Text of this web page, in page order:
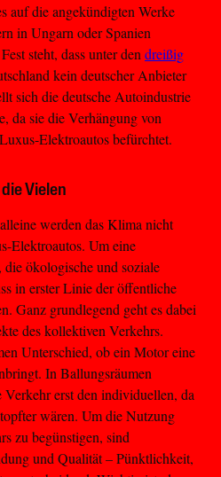
auf die angekündigten Werke
in Ungarn oder Spanien
steht, dass unter den dreißig
kein deutscher Anbieter
sich die deutsche Autoindustrie
da sie die Verhängung von
Elektroautos befürchtet.
Vielen
werden das Klima nicht
Elektroautos. Um eine
ökologische und soziale
in erster Linie der öffentliche
Ganz grundlegend geht es dabei
des kollektiven Verkehrs.
Unterschied, ob ein Motor eine
In Ballungsräumen
erst den individuellen, da
wären. Um die Nutzung
zu begünstigen, sind
und Qualität – Pünktlichkeit,